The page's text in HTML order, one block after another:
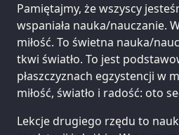
Pamiętajmy, że wszyscy
wspaniała nauka/nauczanie.
miłość. To świetna nauka/
tkwi światło. To jest
płaszczyznach egzystencji w
miłość, światło i radość: oto
Lekcje drugiego rzędu to